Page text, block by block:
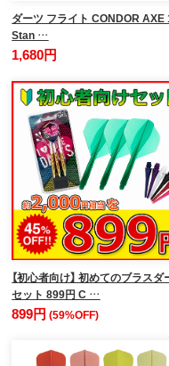
ダーツ フライト CONDOR AXE
Stan …
1,680円
【初心者向け】 初めてのブラスダ
セット 899円 C …
899円(59%OFF)